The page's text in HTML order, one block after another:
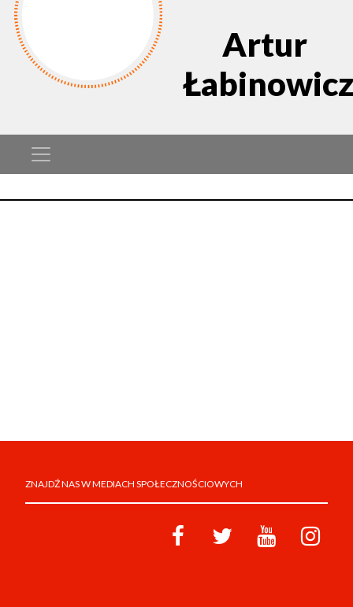
Artur
Łabinowicz
ZNAJDŹ NAS W MEDIACH SPOŁECZNOŚCIOWYCH